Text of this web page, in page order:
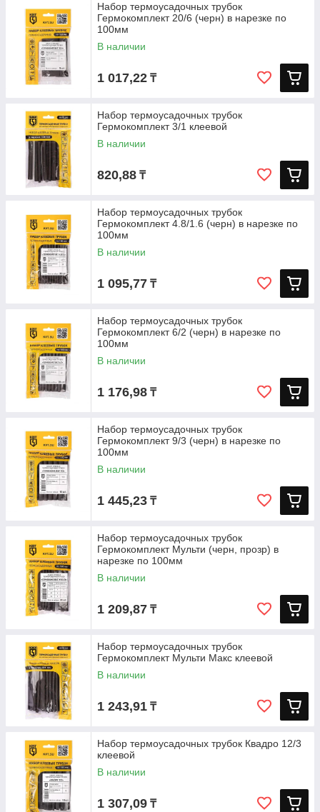
Набор термоусадочных трубок
Гермокомплект 20/6 (черн) в нарезке по
100мм
В наличии
1 017,22 ₸
Набор термоусадочных трубок
Гермокомплект 3/1 клеевой
В наличии
820,88 ₸
Набор термоусадочных трубок
Гермокомплект 4.8/1.6 (черн) в нарезке по
100мм
В наличии
1 095,77 ₸
Набор термоусадочных трубок
Гермокомплект 6/2 (черн) в нарезке по
100мм
В наличии
1 176,98 ₸
Набор термоусадочных трубок
Гермокомплект 9/3 (черн) в нарезке по
100мм
В наличии
1 445,23 ₸
Набор термоусадочных трубок
Гермокомплект Мульти (черн, прозр) в
нарезке по 100мм
В наличии
1 209,87 ₸
Набор термоусадочных трубок
Гермокомплект Мульти Макс клеевой
В наличии
1 243,91 ₸
Набор термоусадочных трубок Квадро 12/3
клеевой
В наличии
1 307,09 ₸